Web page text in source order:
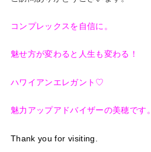
コンプレックスを自信に。
魅せ方が変わると人生も変わる！
ハワイアンエレガント♡
魅力アップアドバイザーの美穂です。
Thank you for visiting.